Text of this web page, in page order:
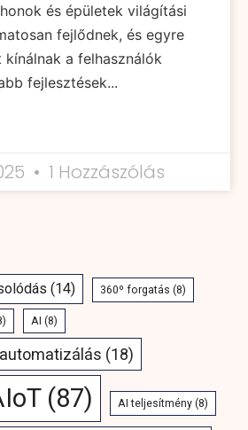
és épületek világítási
fejlődnek, és egyre
a felhasználók
fejlesztések...
1 Hozzászólás
(14) 360º forgatás (8)
AI (8)
(18)
(87) AI teljesítmény (8)